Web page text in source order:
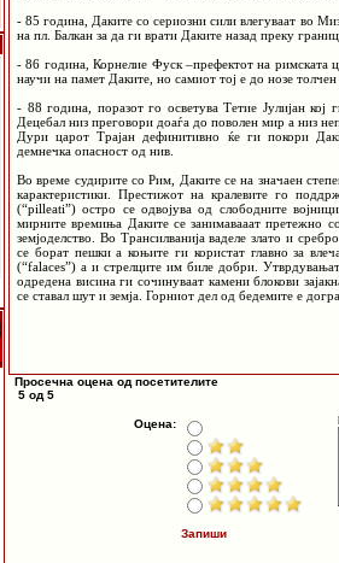
- 85 година, Даките со сериозни сили влегуваат во
на пл. Балкан за да ги врати Даките назад преку
- 86 година, Корнелие Фуск –префектот на римската
научи на памет Даките, но самиот тој е до нозе толчен
- 88 година, поразот го осветува Тетие Јулијан
Децебал низ преговори доаѓа до поволен мир а низ
Дури царот Трајан дефинитивно ќе ги покори
демнечка опасност од нив.
Во време судирите со Рим, Даките се на значаен
карактеристики. Престижот на кралевите го
(“pilleati”) остро се одвојува од слободните
мирните времиња Даките се занимавааат претежно
земјоделство. Во Трансилванија ваделе злато и
се борат пешки а коњите ги користат главно за
(“falaces”) а и стрелците им биле добри.
одредена висина ги сочинуваат камени блокови
се ставал шут и земја. Горниот дел од бедемите е
Просечна оцена од посетителите
5 од 5
Оцена:
Запиши